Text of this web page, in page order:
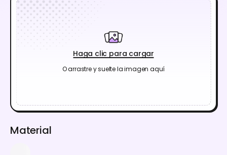
Haga clic para cargar
O arrastre y suelte la imagen aquí
Material